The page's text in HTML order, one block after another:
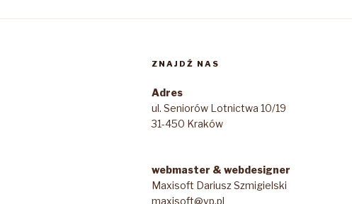
ZNAJDŹ NAS
Adres
ul. Seniorów Lotnictwa 10/19
31-450 Kraków
webmaster & webdesigner
Maxisoft Dariusz Szmigielski
maxisoft@vp.pl